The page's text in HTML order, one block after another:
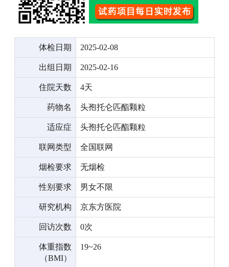
体检日期 2025-02-08
出组日期 2025-02-16
住院天数 4天
药物名 头孢托仑匹酯颗粒
适应症 头孢托仑匹酯颗粒
联网类型 全国联网
烟检要求 无烟检
性别要求 男女不限
研究机构 京东方医院
回访次数 0次
体重指数
（BMI）
19~26